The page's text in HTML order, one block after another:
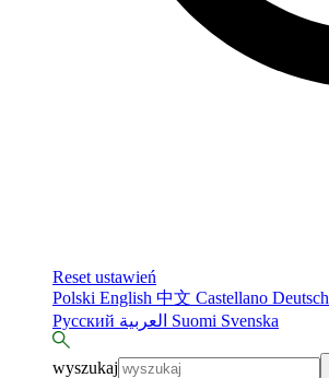
Reset ustawień
Polski English 中文 Castellano Deutsch
Русский
Suomi Svenska
wyszukaj